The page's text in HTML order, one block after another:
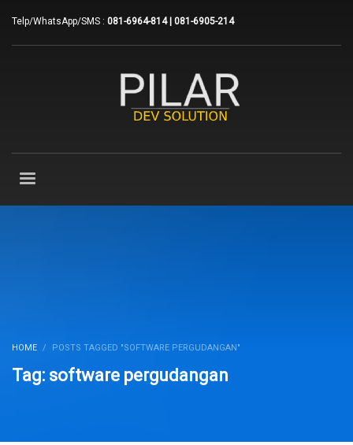
Telp/WhatsApp/SMS : 081-6964-814 | 081-6905-214
HOME POSTS TAGGED "SOFTWARE PERGUDANGAN"
Tag: software pergudangan